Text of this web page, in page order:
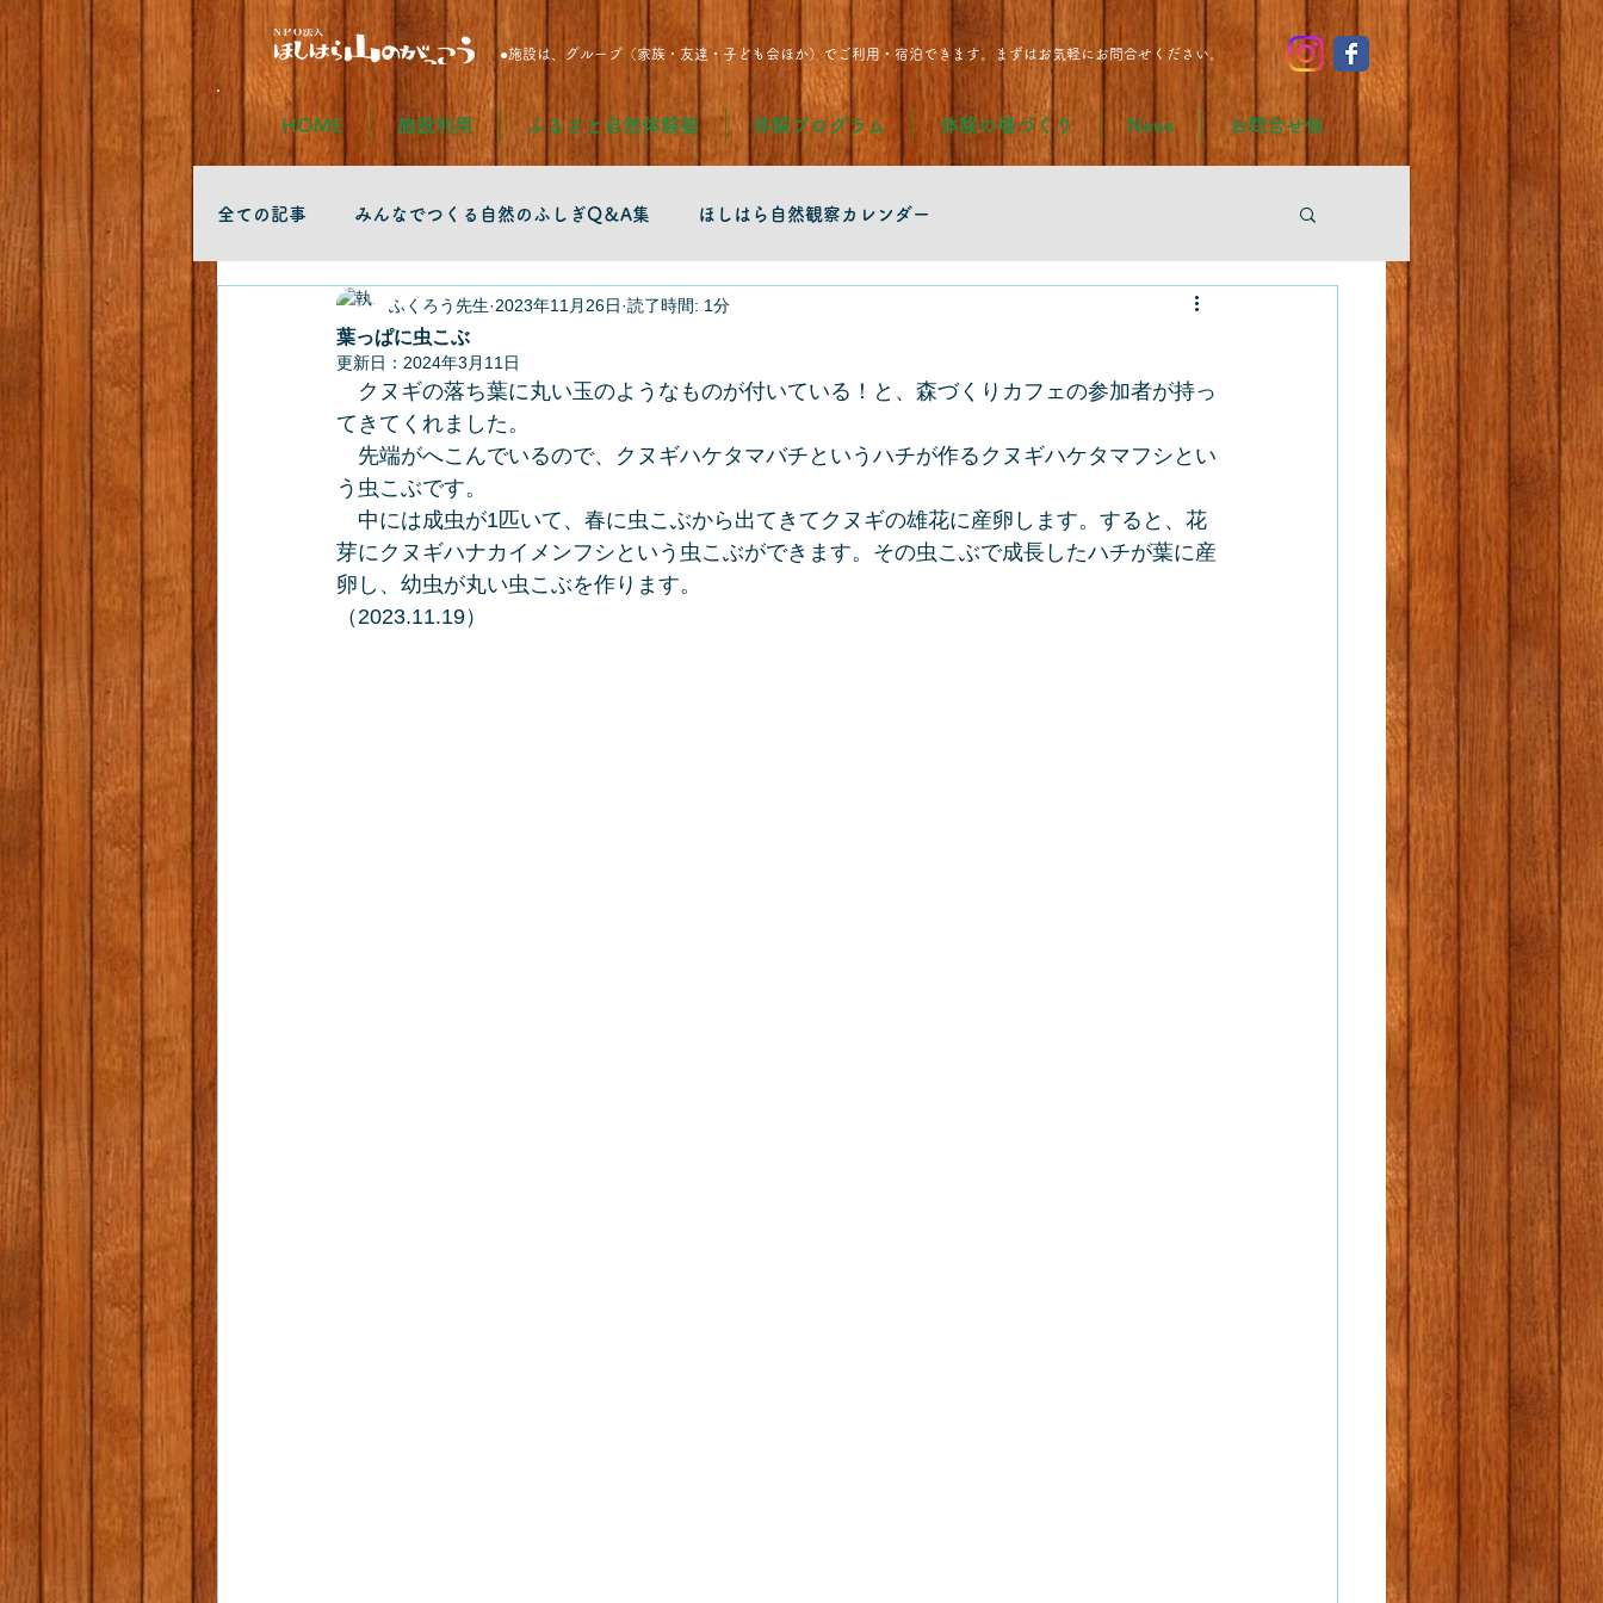
●施設は、グループ（家族・友達・子ども会ほか）でご利用・宿泊できます。まずはお気軽にお問合せください。
HOME 施設利用 ふるさと自然体験塾 体験プログラム 体験の場づくり News お問合せ他
全ての記事 みんなでつくる自然のふしぎQ＆A集 ほしはら自然観察カレンダー
葉っぱに虫こぶ
ふくろう先生 2023年11月26日 読了時間: 1分
更新日： 2024年3月11日
クヌギの落ち葉に丸い玉のようなものが付いている！と、森づくりカフェの参加者が持っ
てきてくれました。
先端がへこんでいるので、クヌギハケタマバチというハチが作るクヌギハケタマフシとい
う虫こぶです。
中には成虫が1匹いて、春に虫こぶから出てきてクヌギの雄花に産卵します。すると、花
芽にクヌギハナカイメンフシという虫こぶができます。その虫こぶで成長したハチが葉に産
卵し、幼虫が丸い虫こぶを作ります。
（2023.11.19）